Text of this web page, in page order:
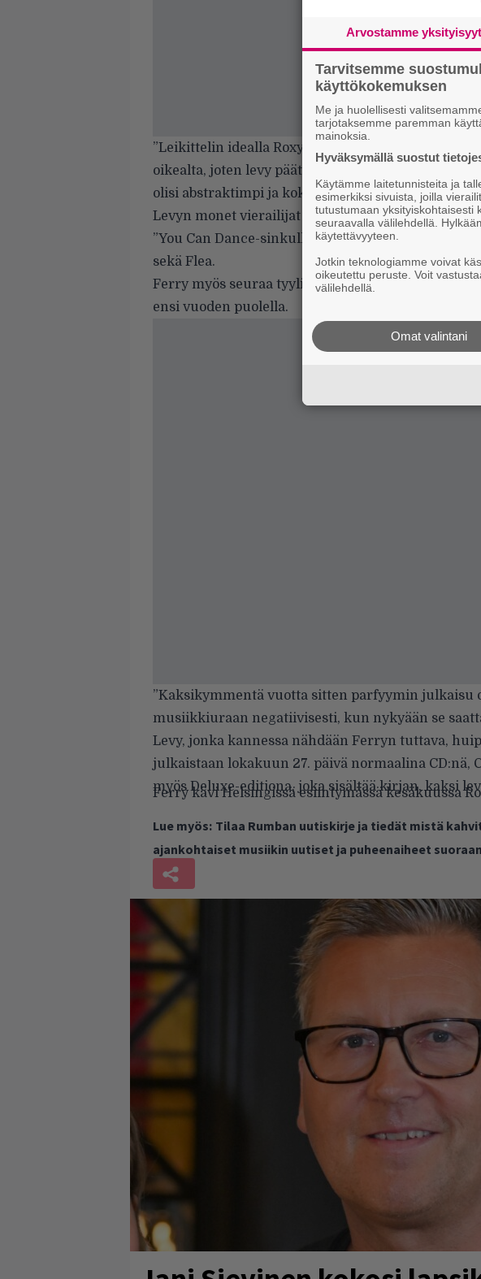
”Leikittelin idealla Roxy Music-levyn tekemisestä.
oikealta, joten levy päätyi takaisin soololevyksi. Jos
olisi abstraktimpi ja kokeellisempi.”
Levyn monet vierailijat löytyvät vaikuttamasta
”You Can Dance-sinkulla, jolla bassoa soittavat
sekä Flea.
Ferry myös seuraa tyylitietoisia rap-artisteja, ja
ensi vuoden puolella.
”Kaksikymmentä vuotta sitten parfyymin julkaisu
musiikkiuraan negatiivisesti, kun nykyään se
Levy, jonka kannessa nähdään Ferryn tuttava,
julkaistaan lokakuun 27. päivä normaalina CD:nä,
myös Deluxe-editiona, joka sisältää kirjan, kaksi
Ferry kävi Helsingissä esiintymässä kesäkuussa
Lue myös: Tilaa Rumban uutiskirje ja tiedät mistä
ajankohtaiset musiikin uutiset ja puheenaiheet
Arvostamme
Tarvitsemme
käyttökokemuksen
Me ja huolellisesti
tarjotaksemme paremman
mainoksia.
Hyväksymällä suostut
Käytämme laitetunnisteita ja
esimerkiksi sivuista, joilla
tutustumaan yksityiskohtaisesti
seuraavalla välilehdellä.
käytettävyyteen.
Jotkin teknologiamme voivat
oikeutettu peruste. Voit
välilehdellä.
Omat valintani